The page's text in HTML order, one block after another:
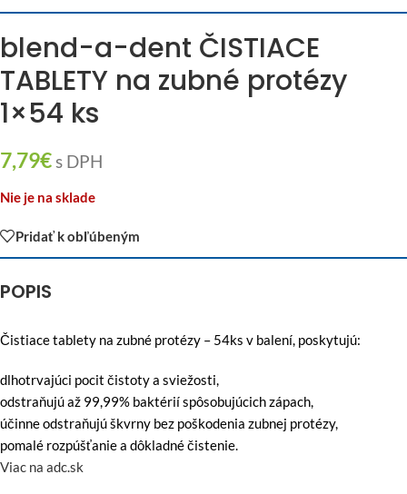
blend-a-dent ČISTIACE
TABLETY na zubné protézy
1×54 ks
7,79€s DPH
Nie je na sklade
Pridať k obľúbeným
POPIS
Čistiace tablety na zubné protézy – 54ks v balení, poskytujú:
dlhotrvajúci pocit čistoty a sviežosti,
odstraňujú až 99,99% baktérií spôsobujúcich zápach,
účinne odstraňujú škvrny bez poškodenia zubnej protézy,
pomalé rozpúšťanie a dôkladné čistenie.
Viac na adc.sk